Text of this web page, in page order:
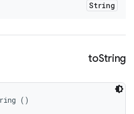
String
toString
()